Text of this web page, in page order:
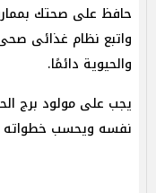
حافظ على صحتك
واتبع نظام غذائى
والحيوية دائمًا.
يجب على مولود برج
نفسه ويحسب خطواته